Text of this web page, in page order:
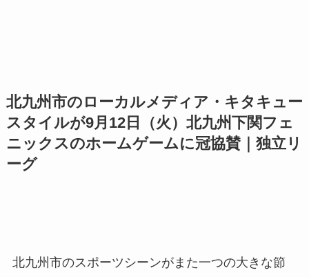
北九州市のローカルメディア・キタキュー
スタイルが9月12日（火）北九州下関フェ
ニックスのホームゲームに冠協賛｜独立リ
ーグ
北九州市のスポーツシーンがまた一つの大きな節